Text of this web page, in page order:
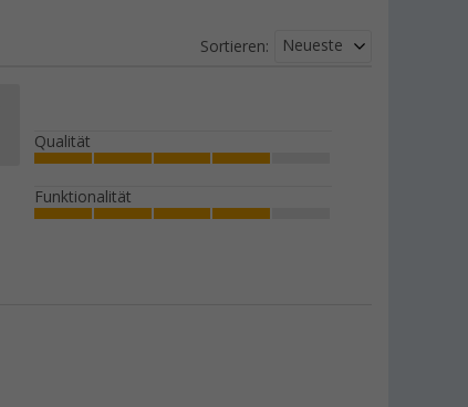
Sortieren: Neueste
Qualität
Funktionalität